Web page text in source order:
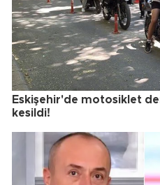
Eskişehir'de motosiklet
kesildi!